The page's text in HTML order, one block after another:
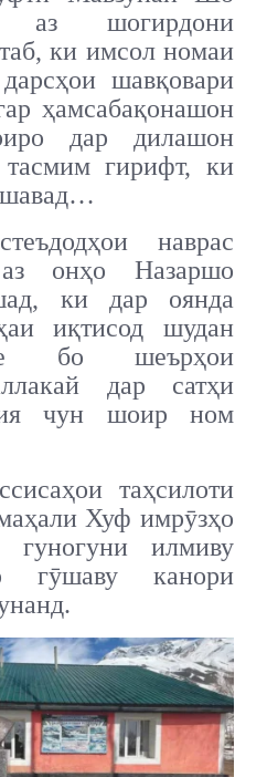
аз шогирдони
ки имсол номаи
шавқовари
ҳамсабақонашон
дар дилашон
гирифт, ки
наврас
онҳо Назаршо
ки дар оянда
иқтисод шудан
бо шеърҳои
дар сатҳи
чун шоир ном
таҳсилоти
Хуф имрӯзҳо
гуногуни илмиву
гӯшаву канори